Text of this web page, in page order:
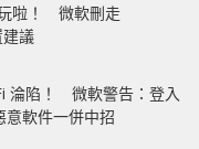
啦！ 微軟刪走
議
淪陷！ 微軟警告：登入
意軟件一併中招